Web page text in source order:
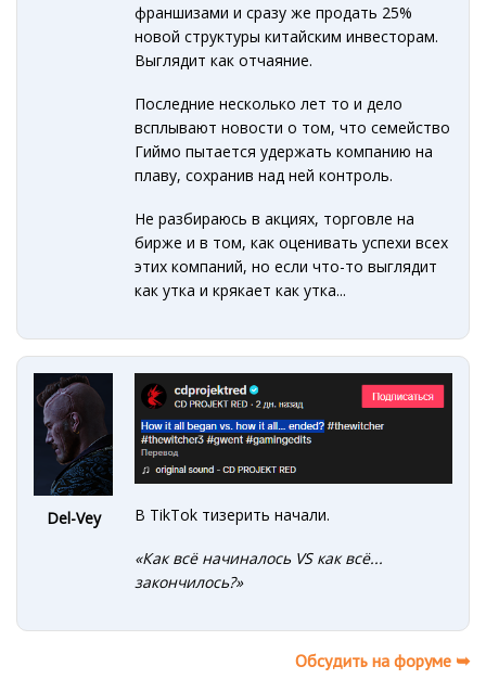
франшизами и сразу же продать 25%
новой структуры китайским инвесторам.
Выглядит как отчаяние.
Последние несколько лет то и дело
всплывают новости о том, что семейство
Гиймо пытается удержать компанию на
плаву, сохранив над ней контроль.
Не разбираюсь в акциях, торговле на
бирже и в том, как оценивать успехи всех
этих компаний, но если что-то выглядит
как утка и крякает как утка...
Del-Vey В TikTok тизерить начали.
«Как всё начиналось VS как всё...
закончилось?»
Обсудить на форуме ➥